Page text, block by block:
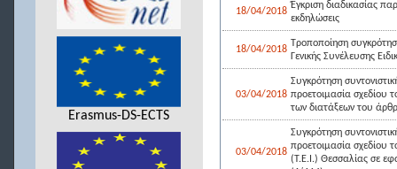
Erasmus-DS-ECTS
18/04/2018
Έγκριση διαδικασίας
εκδηλώσεις
18/04/2018
Τροποποίηση
Γενικής Συνέλευσης
03/04/2018
Συγκρότηση
προετοιμασία σχεδίου
των διατάξεων του
03/04/2018
Συγκρότηση
προετοιμασία σχεδίου
(Τ.Ε.Ι.) Θεσσαλίας σε